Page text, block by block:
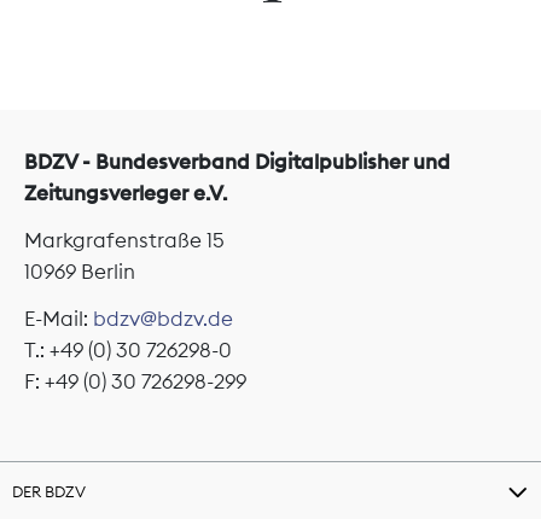
BDZV - Bundesverband Digitalpublisher und
Zeitungsverleger e.V.
Markgrafenstraße 15
10969 Berlin
E-Mail: bdzv@bdzv.de
T.: +49 (0) 30 726298-0
F: +49 (0) 30 726298-299
DER BDZV